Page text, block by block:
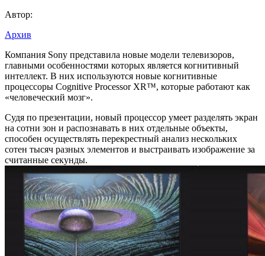
Автор:
Архив
Новое
поколение
телевизоров
Sony
c
процессором
Cognitive
Processor
Компания Sony представила новые модели телевизоров,
главными особенностями которых является когнитивный
интеллект. В них используются новые когнитивные
процессоры Cognitive Processor XR™, которые работают как
«человеческий мозг».
Судя по презентации, новый процессор умеет разделять экран
на сотни зон и распознавать в них отдельные объекты,
способен осуществлять перекрестный анализ нескольких
сотен тысяч разных элементов и выстраивать изображение за
считанные секунды.